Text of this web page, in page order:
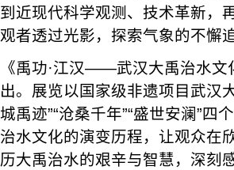
到近现代科学观测、技术革新，
观者透过光影，探索气象的不懈
《禹功·江汉——武汉大禹治水
出。展览以国家级非遗项目武汉
城禹迹”“沧桑千年”“盛世安澜”
治水文化的演变历程，让观众在
历大禹治水的艰辛与智慧，深刻